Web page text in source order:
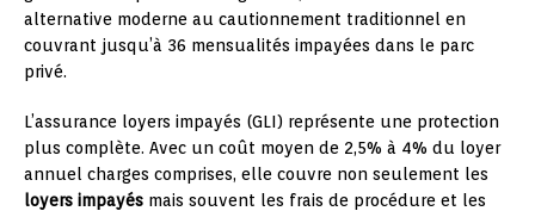
alternative moderne au cautionnement traditionnel en
couvrant jusqu’à 36 mensualités impayées dans le parc
privé.
L’assurance loyers impayés (GLI) représente une protection
plus complète. Avec un coût moyen de 2,5% à 4% du loyer
annuel charges comprises, elle couvre non seulement les
loyers impayés mais souvent les frais de procédure et les